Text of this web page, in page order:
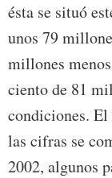
ésta se situó
unos 79
millones
ciento de 81
condiciones. El
las cifras se
2002, algunos